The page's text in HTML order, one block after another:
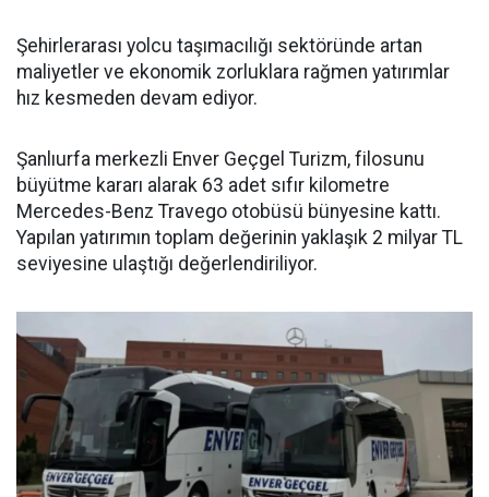
Şehirlerarası yolcu taşımacılığı sektöründe artan
maliyetler ve ekonomik zorluklara rağmen yatırımlar
hız kesmeden devam ediyor.
Şanlıurfa merkezli Enver Geçgel Turizm, filosunu
büyütme kararı alarak 63 adet sıfır kilometre
Mercedes-Benz Travego otobüsü bünyesine kattı.
Yapılan yatırımın toplam değerinin yaklaşık 2 milyar TL
seviyesine ulaştığı değerlendiriliyor.